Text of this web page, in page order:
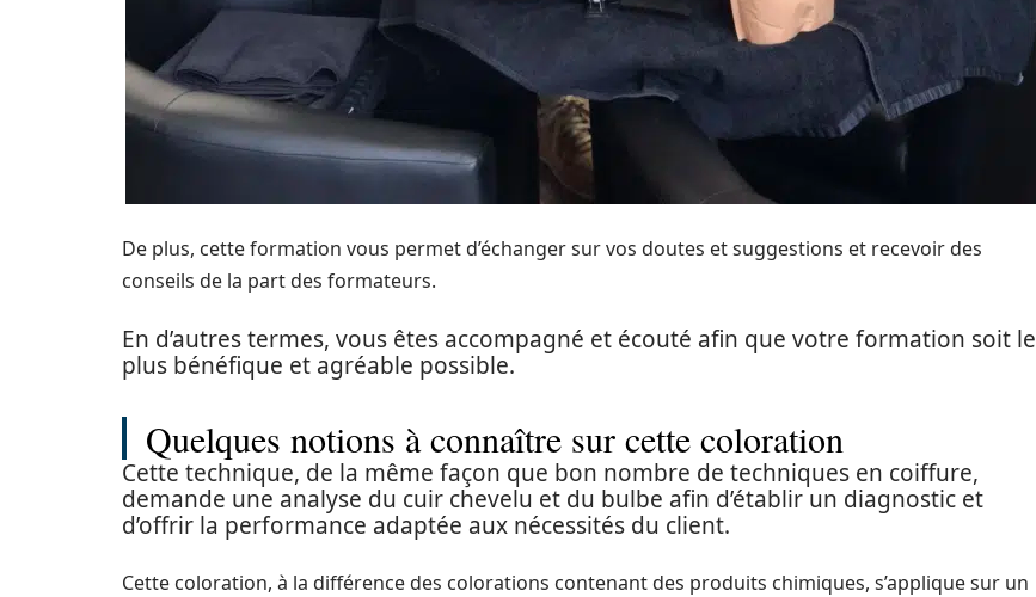
De plus, cette formation vous permet d’échanger sur vos doutes et suggestions et recevoir des
conseils de la part des formateurs.
En d’autres termes, vous êtes accompagné et écouté afin que votre formation soit le
plus bénéfique et agréable possible.
Quelques notions à connaître sur cette coloration
Cette technique, de la même façon que bon nombre de techniques en coiffure,
demande une analyse du cuir chevelu et du bulbe afin d’établir un diagnostic et
d’offrir la performance adaptée aux nécessités du client.
Cette coloration, à la différence des colorations contenant des produits chimiques, s’applique sur un